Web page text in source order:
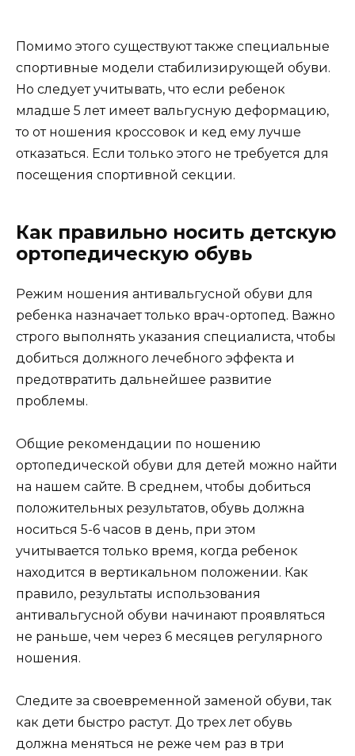
Помимо этого существуют также специальные
спортивные модели стабилизирующей обуви.
Но следует учитывать, что если ребенок
младше 5 лет имеет вальгусную деформацию,
то от ношения кроссовок и кед ему лучше
отказаться. Если только этого не требуется для
посещения спортивной секции.
Как правильно носить детскую
ортопедическую обувь
Режим ношения антивальгусной обуви для
ребенка назначает только врач-ортопед. Важно
строго выполнять указания специалиста, чтобы
добиться должного лечебного эффекта и
предотвратить дальнейшее развитие
проблемы.
Общие рекомендации по ношению
ортопедической обуви для детей можно найти
на нашем сайте. В среднем, чтобы добиться
положительных результатов, обувь должна
носиться 5-6 часов в день, при этом
учитывается только время, когда ребенок
находится в вертикальном положении. Как
правило, результаты использования
антивальгусной обуви начинают проявляться
не раньше, чем через 6 месяцев регулярного
ношения.
Следите за своевременной заменой обуви, так
как дети быстро растут. До трех лет обувь
должна меняться не реже чем раз в три